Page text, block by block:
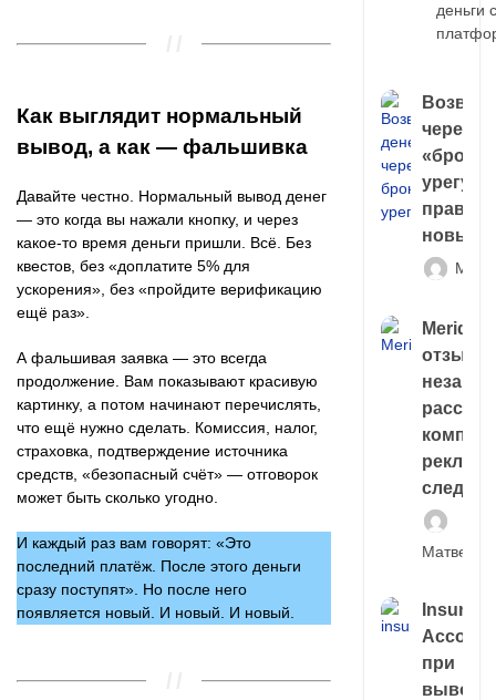
Как выглядит нормальный
вывод, а как — фальшивка
Давайте честно. Нормальный вывод денег
— это когда вы нажали кнопку, и через
какое-то время деньги пришли. Всё. Без
квестов, без «доплатите 5% для
ускорения», без «пройдите верификацию
ещё раз».
А фальшивая заявка — это всегда
продолжение. Вам показывают красивую
картинку, а потом начинают перечислять,
что ещё нужно сделать. Комиссия, налог,
страховка, подтверждение источника
средств, «безопасный счёт» — отговорок
может быть сколько угодно.
И каждый раз вам говорят: «Это
последний платёж. После этого деньги
сразу поступят». Но после него
появляется новый. И новый. И новый.
деньги с
через
правда
новый
следа
Матвей
Account
при
выводе